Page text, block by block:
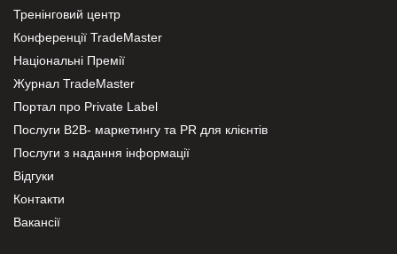
Тренінговий центр
Конференції TradeMaster
Національні Премії
Журнал TradeMaster
Портал про Private Label
Послуги В2В- маркетингу та PR для клієнтів
Послуги з надання інформації
Відгуки
Контакти
Вакансії